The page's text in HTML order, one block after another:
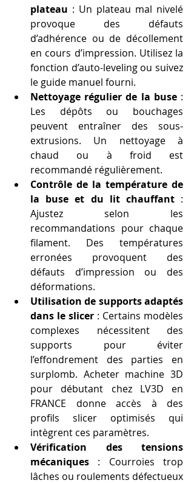
plateau : Un plateau mal nivelé
provoque des défauts
d’adhérence ou de décollement
en cours d’impression. Utilisez la
fonction d’auto-leveling ou suivez
le guide manuel fourni.
Nettoyage régulier de la buse :
Les dépôts ou bouchages
peuvent entraîner des sous-
extrusions. Un nettoyage à
chaud ou à froid est
recommandé régulièrement.
Contrôle de la température de
la buse et du lit chauffant :
Ajustez selon les
recommandations pour chaque
filament. Des températures
erronées provoquent des
défauts d’impression ou des
déformations.
Utilisation de supports adaptés
dans le slicer : Certains modèles
complexes nécessitent des
supports pour éviter
l’effondrement des parties en
surplomb. Acheter machine 3D
pour débutant chez LV3D en
FRANCE donne accès à des
profils slicer optimisés qui
intègrent ces paramètres.
Vérification des tensions
mécaniques : Courroies trop
lâches ou roulements défectueux